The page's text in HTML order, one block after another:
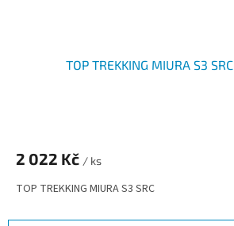
TOP TREKKING MIURA S3 SRC
2 022 Kč / ks
TOP TREKKING MIURA S3 SRC